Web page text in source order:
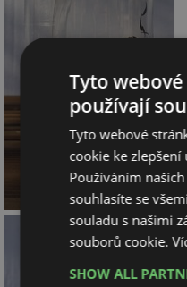
Tyto
používají
Tyto webové
cookie ke
Používáním
souhlasíte se
souladu s našimi
souborů cookie.
SHOW ALL